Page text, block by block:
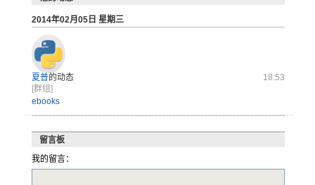
2014年02月05日 星期三
夏普的动态
18:53
[群组]
ebooks
留言板
我的留言：